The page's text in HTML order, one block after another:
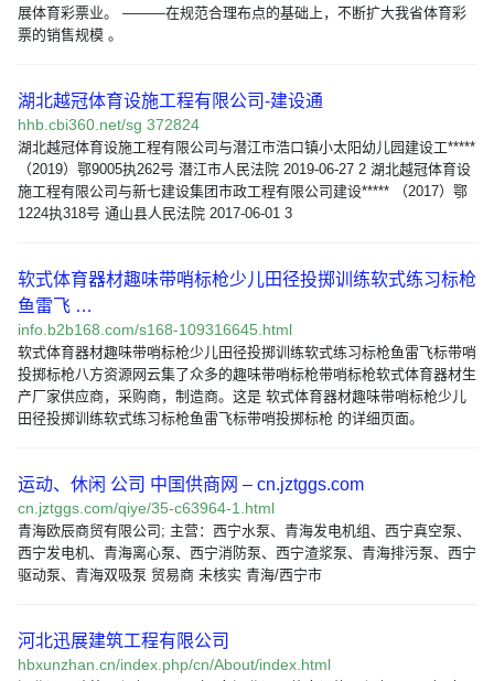
展体育彩票业。 ———在规范合理布点的基础上，不断扩大我省体育彩
票的销售规模 。
湖北越冠体育设施工程有限公司-建设通
hhb.cbi360.net/sg 372824
湖北越冠体育设施工程有限公司与潜江市浩口镇小太阳幼儿园建设工*****
（2019）鄂9005执262号 潜江市人民法院 2019-06-27 2 湖北越冠体育设
施工程有限公司与新七建设集团市政工程有限公司建设***** （2017）鄂
1224执318号 通山县人民法院 2017-06-01 3
软式体育器材趣味带哨标枪少儿田径投掷训练软式练习标枪
鱼雷飞 …
info.b2b168.com/s168-109316645.html
软式体育器材趣味带哨标枪少儿田径投掷训练软式练习标枪鱼雷飞标带哨
投掷标枪八方资源网云集了众多的趣味带哨标枪带哨标枪软式体育器材生
产厂家供应商，采购商，制造商。这是 软式体育器材趣味带哨标枪少儿
田径投掷训练软式练习标枪鱼雷飞标带哨投掷标枪 的详细页面。
运动、休闲 公司 中国供商网 – cn.jztggs.com
cn.jztggs.com/qiye/35-c63964-1.html
青海欧辰商贸有限公司; 主营：西宁水泵、青海发电机组、西宁真空泵、
西宁发电机、青海离心泵、西宁消防泵、西宁渣浆泵、青海排污泵、西宁
驱动泵、青海双吸泵 贸易商 未核实 青海/西宁市
河北迅展建筑工程有限公司
hbxunzhan.cn/index.php/cn/About/index.html